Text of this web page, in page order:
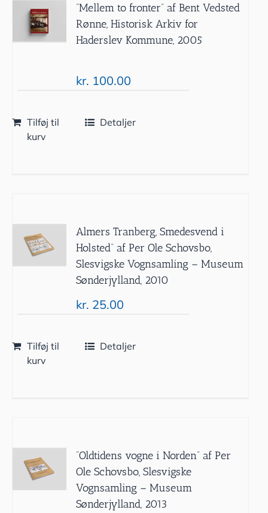
”Mellem to fronter” af Bent Vedsted
Rønne, Historisk Arkiv for
Haderslev Kommune, 2005
kr. 100.00
Tilføj til
kurv
Detaljer
Almers Tranberg, Smedesvend i
Holsted” af Per Ole Schovsbo,
Slesvigske Vognsamling – Museum
Sønderjylland, 2010
kr. 25.00
Tilføj til
kurv
Detaljer
”Oldtidens vogne i Norden” af Per
Ole Schovsbo, Slesvigske
Vognsamling – Museum
Sønderjylland, 2013